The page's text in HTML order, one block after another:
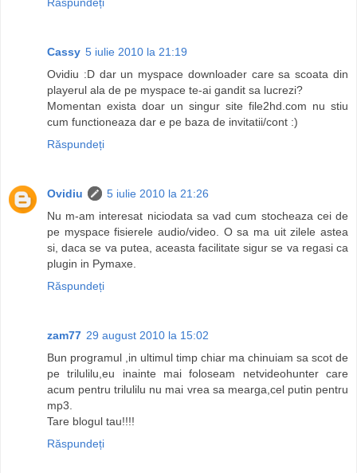
Răspundeți
Cassy 5 iulie 2010 la 21:19
Ovidiu :D dar un myspace downloader care sa scoata din
playerul ala de pe myspace te-ai gandit sa lucrezi?
Momentan exista doar un singur site file2hd.com nu stiu
cum functioneaza dar e pe baza de invitatii/cont :)
Răspundeți
Ovidiu
5 iulie 2010 la 21:26
Nu m-am interesat niciodata sa vad cum stocheaza cei de
pe myspace fisierele audio/video. O sa ma uit zilele astea
si, daca se va putea, aceasta facilitate sigur se va regasi ca
plugin in Pymaxe.
Răspundeți
zam77 29 august 2010 la 15:02
Bun programul ,in ultimul timp chiar ma chinuiam sa scot de
pe trilulilu,eu inainte mai foloseam netvideohunter care
acum pentru trilulilu nu mai vrea sa mearga,cel putin pentru
mp3.
Tare blogul tau!!!!
Răspundeți